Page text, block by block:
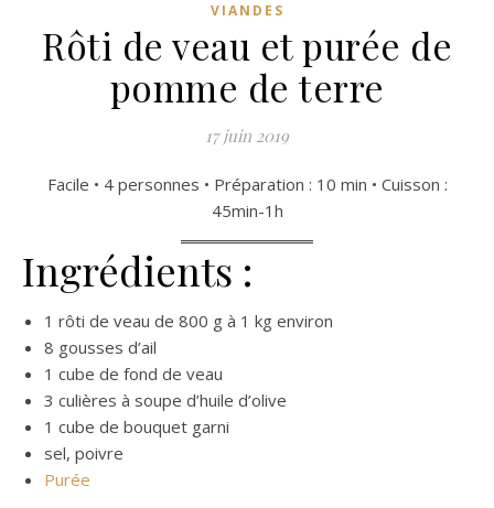
VIANDES
Rôti de veau et purée de
pomme de terre
17 juin 2019
Facile • 4 personnes • Préparation : 10 min • Cuisson :
45min-1h
Ingrédients :
1 rôti de veau de 800 g à 1 kg environ
8 gousses d’ail
1 cube de fond de veau
3 culières à soupe d’huile d’olive
1 cube de bouquet garni
sel, poivre
Purée